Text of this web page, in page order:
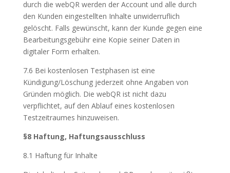
durch die webQR werden der Account und alle durch
den Kunden eingestellten Inhalte unwiderruflich
gelöscht. Falls gewünscht, kann der Kunde gegen eine
Bearbeitungsgebühr eine Kopie seiner Daten in
digitaler Form erhalten.
7.6 Bei kostenlosen Testphasen ist eine
Kündigung/Löschung jederzeit ohne Angaben von
Gründen möglich. Die webQR ist nicht dazu
verpflichtet, auf den Ablauf eines kostenlosen
Testzeitraumes hinzuweisen.
§8 Haftung, Haftungsausschluss
8.1 Haftung für Inhalte